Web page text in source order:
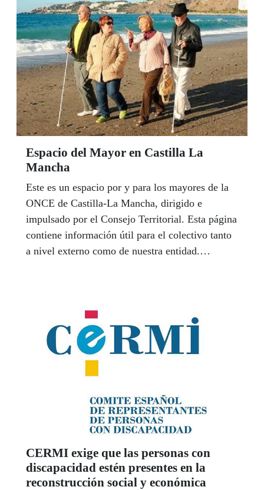
Espacio del Mayor en Castilla La
Mancha
Este es un espacio por y para los mayores de la
ONCE de Castilla-La Mancha, dirigido e
impulsado por el Consejo Territorial. Esta página
contiene información útil para el colectivo tanto
a nivel externo como de nuestra entidad.
Elena Rodríguez Fernández y su equipo de
colaboradores en los centros de la ONCE, ¡están
a tu disposición! Puedes hacerlo por correo
electrónico referentemayorcastillalamancha
@once.es, o por Teléfono 667154008.
CERMI exige que las personas con
discapacidad estén presentes en la
reconstrucción social y económica